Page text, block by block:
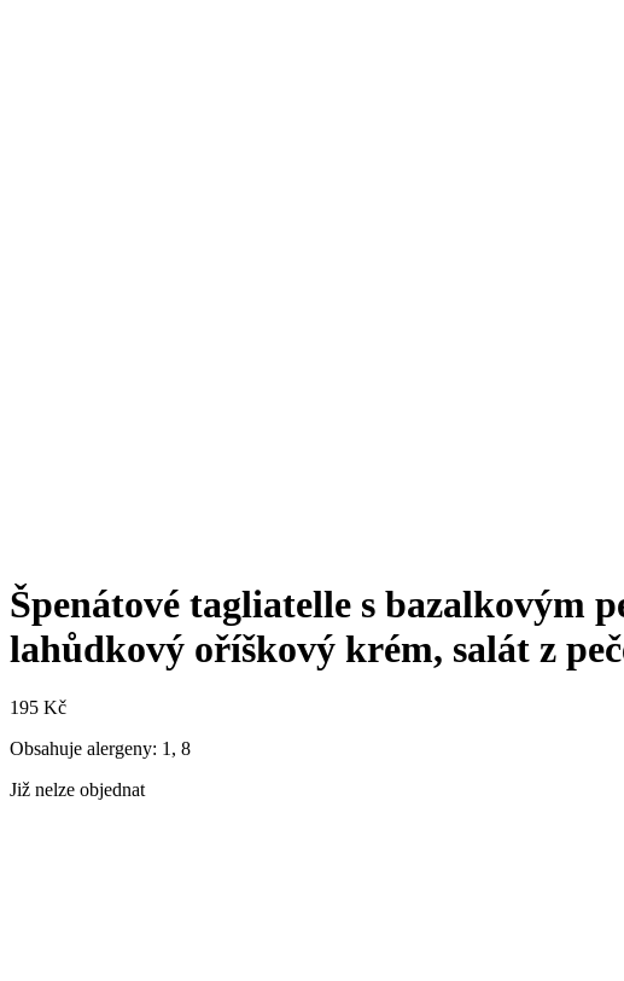
Špenátové tagliatelle s bazalkovým
lahůdkový oříškový krém, salát z
195 Kč
Obsahuje alergeny: 1, 8
Již nelze objednat